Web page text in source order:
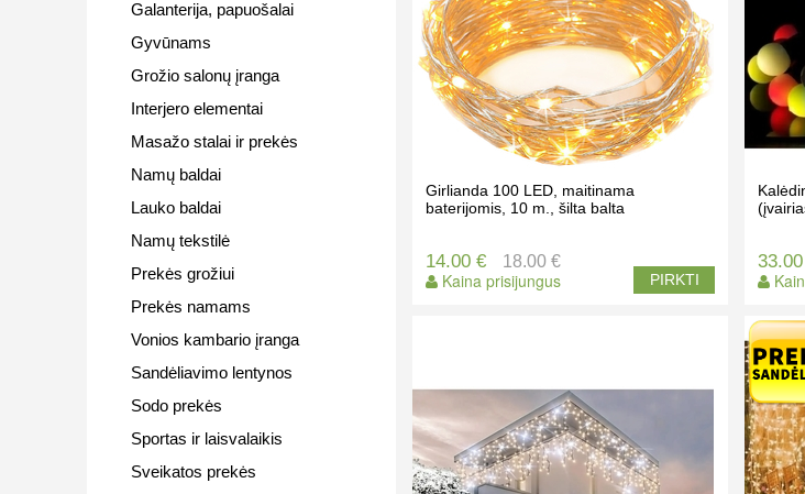
Galanterija, papuošalai
Gyvūnams
Grožio salonų įranga
Interjero elementai
Masažo stalai ir prekės
Namų baldai
Lauko baldai
Namų tekstilė
Prekės grožiui
Prekės namams
Vonios kambario įranga
Sandėliavimo lentynos
Sodo prekės
Sportas ir laisvalaikis
Sveikatos prekės
Girlianda 100 LED, maitinama
baterijomis, 10 m., šilta balta
14.00 €
Kaina prisijungus
18.00 €
PIRKTI